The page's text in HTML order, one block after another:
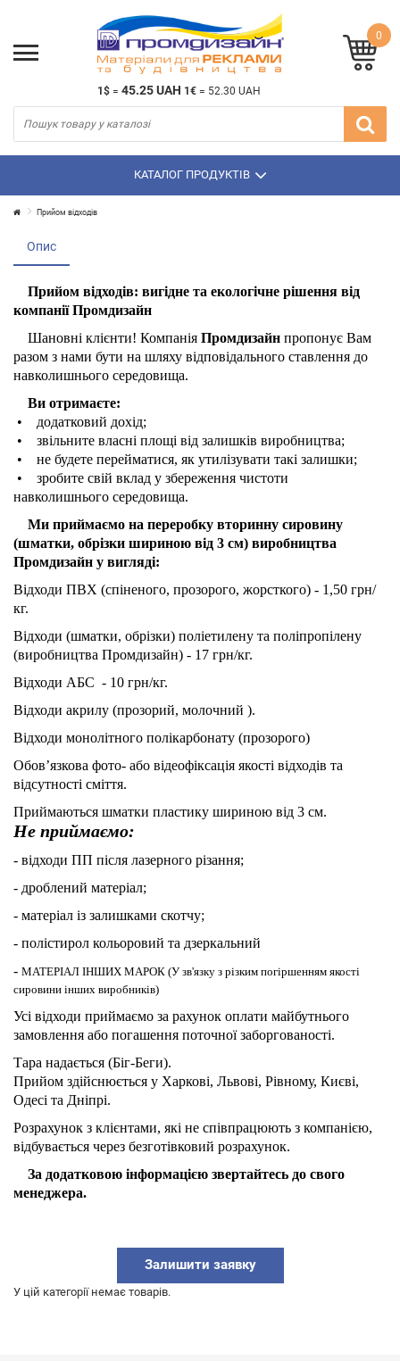
1$ = 45.25 UAH 1€ = 52.30 UAH
0
КАТАЛОГ ПРОДУКТІВ
Прийом відходів
Опис
Прийом відходів: вигідне та екологічне рішення від
компанії Промдизайн
Шановні клієнти! Компанія Промдизайн пропонує Вам
разом з нами бути на шляху відповідального ставлення до
навколишнього середовища.
Ви отримаєте:
• додатковий дохід;
• звільните власні площі від залишків виробництва;
• не будете перейматися, як утилізувати такі залишки;
• зробите свій вклад у збереження чистоти
навколишнього середовища.
Ми приймаємо на переробку вторинну сировину
(шматки, обрізки шириною від 3 см) виробництва
Промдизайн у вигляді:
Відходи ПВХ (спіненого, прозорого, жорсткого) - 1,50 грн/
кг.
Відходи (шматки, обрізки) поліетилену та поліпропілену
(виробництва Промдизайн) - 17 грн/кг.
Відходи АБС - 10 грн/кг.
Відходи акрилу (прозорий, молочний ).
Відходи монолітного полікарбонату (прозорого)
Обов’язкова фото- або відеофіксація якості відходів та
відсутності сміття.
Приймаються шматки пластику шириною від 3 см.
Не приймаємо:
- відходи ПП після лазерного різання;
- дроблений матеріал;
- матеріал із залишками скотчу;
- полістирол кольоровий та дзеркальний
- МАТЕРІАЛ ІНШИХ МАРОК (У зв'язку з різким погіршенням якості
сировини інших виробників)
Усі відходи приймаємо за рахунок оплати майбутнього
замовлення або погашення поточної заборгованості.
Тара надається (Біг-Беги).
Прийом здійснюється у Харкові, Львові, Рівному, Києві,
Одесі та Дніпрі.
Розрахунок з клієнтами, які не співпрацюють з компанією,
відбувається через безготівковий розрахунок.
За додатковою інформацією звертайтесь до свого
менеджера.
Залишити заявку
У цій категорії немає товарів.